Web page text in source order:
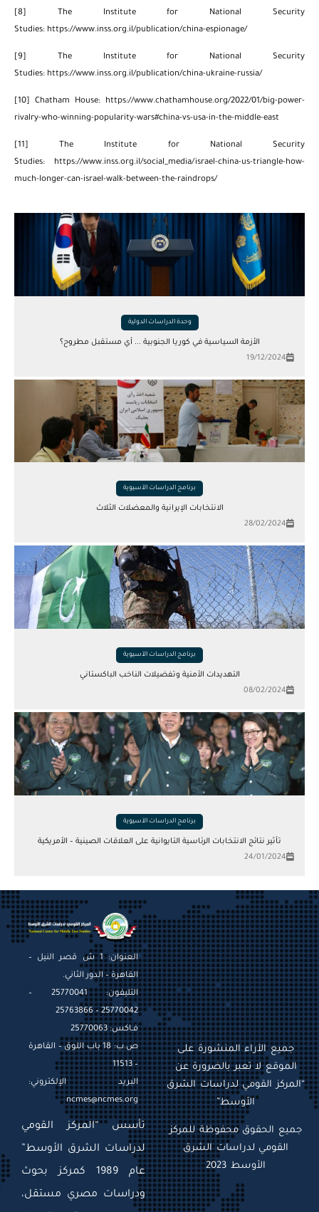
[8]
The Institute for National Security
Studies: https://www.inss.org.il/publication/china-espionage/
[9]
The Institute for National Security
Studies: https://www.inss.org.il/publication/china-ukraine-russia/
[10] Chatham House: https://www.chathamhouse.org/2022/01/big-power-
rivalry-who-winning-popularity-wars#china-vs-usa-in-the-middle-east
[11]
The Institute for National Security
Studies: https://www.inss.org.il/social_media/israel-china-us-triangle-how-
much-longer-can-israel-walk-between-the-raindrops/
وحدة الدراسات الدولية
الأزمة السياسية في كوريا الجنوبية ... أي مستقبل مطروح؟
19/12/2024
برنامج الدراسات الآسيوية
الانتخابات الإيرانية والمعضلات الثلاث
28/02/2024
برنامج الدراسات الآسيوية
التهديدات الأمنية وتفضيلات الناخب الباكستاني
08/02/2024
برنامج الدراسات الآسيوية
تأثير نتائج الانتخابات الرئاسية التايوانية على العلاقات الصينية – الأمريكية
24/01/2024
العنوان: 1 ش قصر النيل –
القاهرة – الدور الثاني.
التليفون: 25770041 –
25770042 – 25763866
فـاكس: 25770063
ص.ب: 18 باب اللوق – القاهرة
– 11513
البريد الإلكتروني:
ncmes@ncmes.org
تأسس “المركز القومي
لدراسات الشرق الأوسط”
عام 1989 كمركز بحوث
ودراسات مصري مستقل،
جميع الآراء المنشورة على
الموقع لا تعبر بالضرورة عن
“المركز القومي لدراسات الشرق
الأوسط”
جميع الحقوق محفوظة للمركز
القومي لدراسات الشرق
الأوسط 2023